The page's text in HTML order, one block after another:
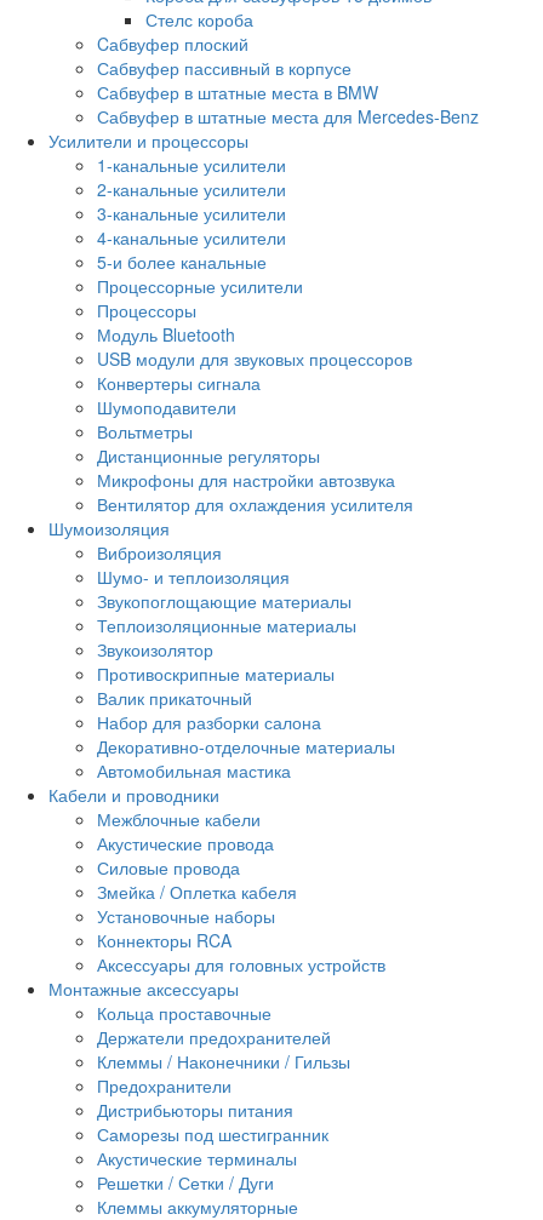
Стелс короба
Cабвуфер плоский
Сабвуфер пассивный в корпусе
Сабвуфер в штатные места в BMW
Сабвуфер в штатные места для Mercedes-Benz
Усилители и процессоры
1-канальные усилители
2-канальные усилители
3-канальные усилители
4-канальные усилители
5-и более канальные
Процессорные усилители
Процессоры
Модуль Bluetooth
USB модули для звуковых процессоров
Конвертеры сигнала
Шумоподавители
Вольтметры
Дистанционные регуляторы
Микрофоны для настройки автозвука
Вентилятор для охлаждения усилителя
Шумоизоляция
Виброизоляция
Шумо- и теплоизоляция
Звукопоглощающие материалы
Теплоизоляционные материалы
Звукоизолятор
Противоскрипные материалы
Валик прикаточный
Набор для разборки салона
Декоративно-отделочные материалы
Автомобильная мастика
Кабели и проводники
Межблочные кабели
Акустические провода
Силовые провода
Змейка / Оплетка кабеля
Установочные наборы
Коннекторы RCA
Аксессуары для головных устройств
Монтажные аксессуары
Кольца проставочные
Держатели предохранителей
Клеммы / Наконечники / Гильзы
Предохранители
Дистрибьюторы питания
Саморезы под шестигранник
Акустические терминалы
Решетки / Сетки / Дуги
Клеммы аккумуляторные